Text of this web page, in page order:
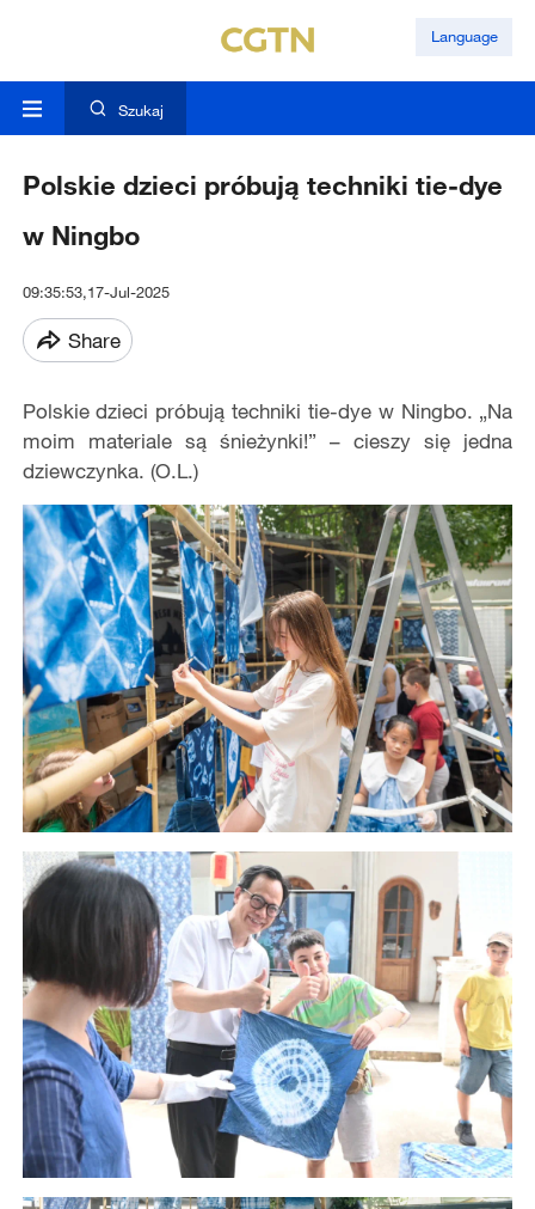
Language
Szukaj
Polskie dzieci próbują techniki tie-dye
w Ningbo
09:35:53,17-Jul-2025
Share
Polskie dzieci próbują techniki tie-dye w Ningbo. „Na
moim materiale są śnieżynki!” – cieszy się jedna
dziewczynka. (O.L.)